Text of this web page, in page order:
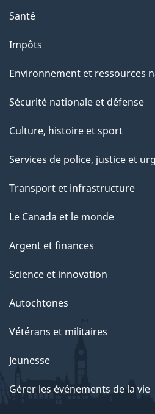
Santé
Impôts
Environnement et ressources
Sécurité nationale et défense
Culture, histoire et sport
Services de police, justice et
Transport et infrastructure
Le Canada et le monde
Argent et finances
Science et innovation
Autochtones
Vétérans et militaires
Jeunesse
Gérer les événements de la vie